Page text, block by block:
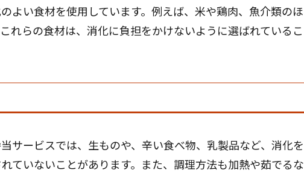
よい食材を使用しています。例えば、米や鶏肉、魚介類のほ
れらの食材は、消化に負担をかけないように選ばれているこ
サービスでは、生ものや、辛い食べ物、乳製品など、消化を
ていないことがあります。また、調理方法も加熱や茹でるな